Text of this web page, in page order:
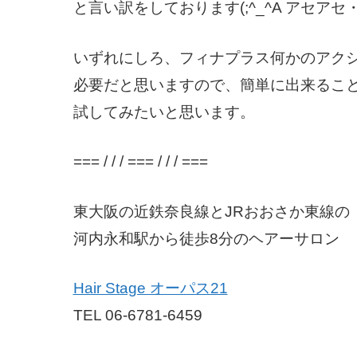
と言い訳をしております(;^_^A アセアセ
いずれにしろ、フィナプラス何かのアク
必要だと思いますので、簡単に出来るこ
試してみたいと思います。
=== / / / === / / / ===
東大阪の近鉄奈良線とJRおおさか東線の
河内永和駅から徒歩8分のヘアーサロン
Hair Stage オーパス21
TEL 06-6781-6459